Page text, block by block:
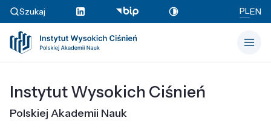
Szukaj PLEN
Instytut Wysokich Ciśnień
Polskiej Akademii Nauk